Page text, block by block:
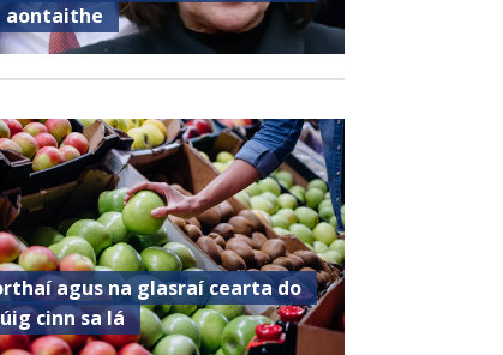
aontaithe
agus na glasraí cearta do
cinn sa lá